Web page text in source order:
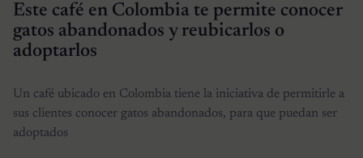
Este café en Colombia te permite conocer
gatos abandonados y reubicarlos o
adoptarlos
Un café ubicado en Colombia tiene la iniciativa de permitirle a
sus clientes conocer gatos abandonados, para que puedan ser
adoptados